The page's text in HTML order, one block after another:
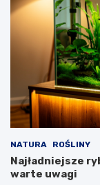
NATURA ROŚLINY
Najładniejsze
warte uwagi